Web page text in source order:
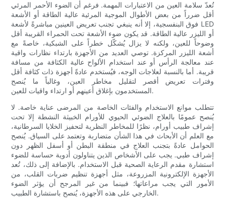
تُعدّ سلامة العين من الاعتبارات المهمة. فرغم أن الضوء الأحمر المرئي
أقل ضرراً من بعض الأطوال الموجية المرئية عالية الطاقة أو الأشعة
فوق البنفسجية، إلا أنه ينبغي تجنب تعريض العينين مباشرةً لأشعة LED
أو الليزر عالية الطاقة. قد يكون ضوء الأشعة تحت الحمراء القريبة أقل
وضوحاً للعين، ولكنه لا يزال يُشكّل خطراً على الشبكية، خاصةً مع
أشعة الليزر المركزة. توصي العديد من الأجهزة بارتداء نظارات واقية
عند معالجة الرأس أو عند استخدام الألواح عالية الكثافة من مسافة
قريبة. أما بالنسبة لعلاجات الوجه، فيُستخدم عادةً أجهزة ذات كثافة أقل
وفترات تعريض أقصر لتقليل مخاطر العين، وغالباً ما يُنصح
المستخدمون بإغلاق أعينهم أو ارتداء واقيات للعين.
تتطلب موانع الاستخدام والفئات الخاصة من المرضى عناية خاصة. لا
يُنصح عمومًا بالعلاج الضوئي الحيوي للأورام الخبيثة النشطة إلا تحت
إشراف طبيب أورام، نظرًا للمخاطر النظرية لتحفيز الخلايا السرطانية،
مع العلم أن الأبحاث في هذا الشأن متضاربة وتعتمد على السياق. يُنصح
الحوامل عادةً بتجنب العلاج في منطقة البطن أو أسفل الظهر دون
إشراف طبي. يجب على الأشخاص الذين يتناولون أدوية حساسة للضوء
استشارة مقدم الرعاية الصحية قبل الاستخدام. بالإضافة إلى ذلك، تُعد
الأجهزة الإلكترونية المزروعة، مثل أجهزة تنظيم ضربات القلب، من
الأمور التي يجب مراعاتها؛ فبينما من غير المرجح أن يؤثر الضوء
الخارجي على هذه الأجهزة، يُنصح باستشارة الطبيب.